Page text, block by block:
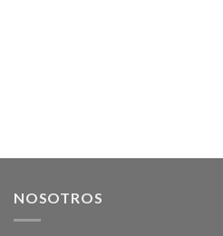
NOSOTROS